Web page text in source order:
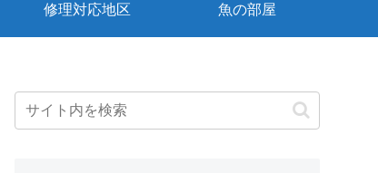
修理対応地区 魚の部屋